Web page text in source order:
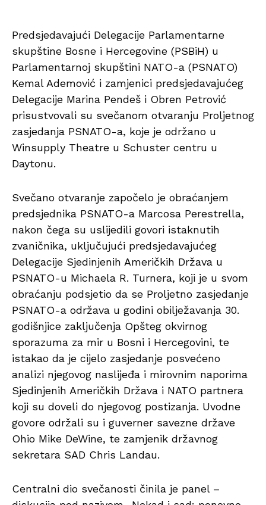
Predsjedavajući Delegacije Parlamentarne
skupštine Bosne i Hercegovine (PSBiH) u
Parlamentarnoj skupštini NATO-a (PSNATO)
Kemal Ademović i zamjenici predsjedavajućeg
Delegacije Marina Pendeš i Obren Petrović
prisustvovali su svečanom otvaranju Proljetnog
zasjedanja PSNATO-a, koje je održano u
Winsupply Theatre u Schuster centru u
Daytonu.
Svečano otvaranje započelo je obraćanjem
predsjednika PSNATO-a Marcosa Perestrella,
nakon čega su uslijedili govori istaknutih
zvaničnika, uključujući predsjedavajućeg
Delegacije Sjedinjenih Američkih Država u
PSNATO-u Michaela R. Turnera, koji je u svom
obraćanju podsjetio da se Proljetno zasjedanje
PSNATO-a održava u godini obilježavanja 30.
godišnjice zaključenja Opšteg okvirnog
sporazuma za mir u Bosni i Hercegovini, te
istakao da je cijelo zasjedanje posvećeno
analizi njegovog naslijeđa i mirovnim naporima
Sjedinjenih Američkih Država i NATO partnera
koji su doveli do njegovog postizanja. Uvodne
govore održali su i guverner savezne države
Ohio Mike DeWine, te zamjenik državnog
sekretara SAD Chris Landau.
Centralni dio svečanosti činila je panel –